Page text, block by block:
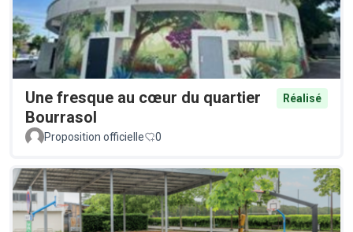
Une fresque au cœur du quartier
Bourrasol
Réalisé
Proposition officielle 0